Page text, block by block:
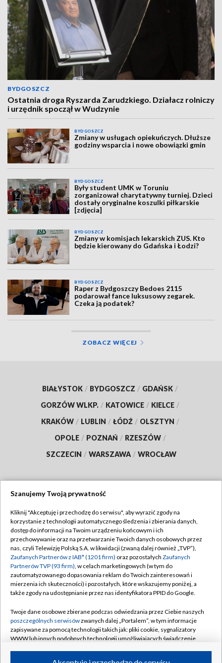
BYDGOSZCZ
Ostatnia droga Ryszarda Zarudzkiego. Działacz rolniczy
i urzędnik spoczął w Wudzynie
BYDGOSZCZ
Zmiany w usługach opiekuńczych. Dłuższe
godziny wsparcia i nowe obowiązki gmin
BYDGOSZCZ
Były student UMK w Toruniu
zorganizował charytatywny turniej. Dzieci
dostały oryginalne koszulki piłkarskie
[zdjęcia]
BYDGOSZCZ
Zmiany w komisjach lekarskich ZUS. Kto
będzie kierowany do Gdańska i Łodzi?
BYDGOSZCZ
Raper z Bydgoszczy Bedoes 2115
podarował fance luksusowy zegarek.
Czeka ją podatek?
ZOBACZ WIĘCEJ
BIAŁYSTOK / BYDGOSZCZ / GDAŃSK /
GORZÓW WLKP. / KATOWICE / KIELCE /
KRAKÓW / LUBLIN / ŁÓDŹ / OLSZTYN /
OPOLE / POZNAŃ / RZESZÓW /
SZCZECIN / WARSZAWA / WROCŁAW
TVP
Abonament TVP
Emisja w TVP
Centrum informacji TVP
Naziemna Telewizja Cyfrowa
Rada Programowa
System NOS
Informacje o nadawcy
Regulamin TVP
Polityka prywatności
Moje zgody
Pomoc
Kontakt
Kanały
Szanujemy Twoją prywatność
Kliknij "Akceptuję i przechodzę do serwisu", aby wyrazić zgody na
korzystanie z technologii automatycznego śledzenia i zbierania danych,
dostęp do informacji na Twoim urządzeniu końcowym i ich
przechowywanie oraz na przetwarzanie Twoich danych osobowych przez
nas, czyli Telewizję Polską S.A. w likwidacji (zwaną dalej również „TVP”),
Zaufanych Partnerów z IAB* (1201 firm) oraz pozostałych Zaufanych
Partnerów TVP (93 firm), w celach marketingowych (w tym do
zautomatyzowanego dopasowania reklam do Twoich zainteresowań i
mierzenia ich skuteczności) i pozostałych, które wskazujemy poniżej, a
także zgody na udostępnianie przez nas identyfikatora PPID do Google.
Twoje dane osobowe zbierane podczas odwiedzania przez Ciebie naszych
poszczególnych serwisówzwanych dalej „Portalem”, w tym informacje
zapisywane za pomocą technologii takich jak: pliki cookie, sygnalizatory
WWW lub innych podobnych technologii umożliwiających świadczenie